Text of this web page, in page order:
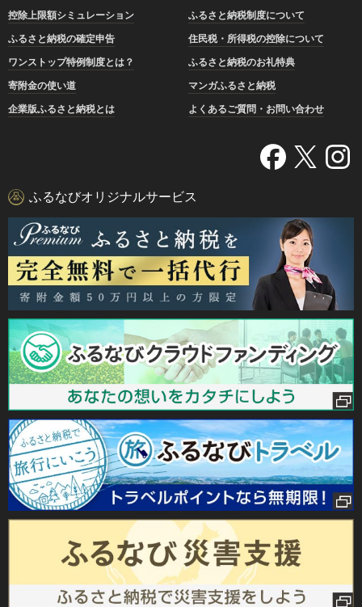
控除上限額シミュレーション
ふるさと納税制度について
ふるさと納税の確定申告
住民税・所得税の控除について
ワンストップ特例制度とは？
ふるさと納税のお礼特典
寄附金の使い道
マンガふるさと納税
企業版ふるさと納税とは
よくあるご質問・お問い合わせ
ふるなびオリジナルサービス